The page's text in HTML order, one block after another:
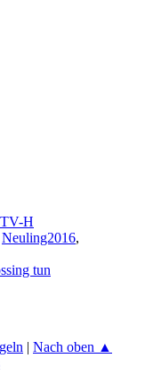
H
Neuling2016,
tun
| Nach oben ▲